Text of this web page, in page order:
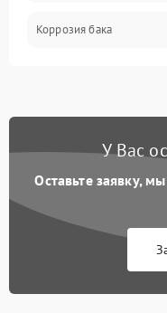
Коррозия бака
У Вас
Оставьте заявку,